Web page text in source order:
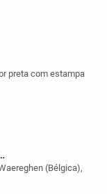
preta com estampa
(Bélgica),